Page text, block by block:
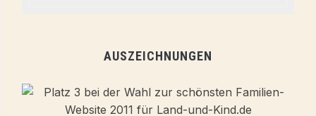
AUSZEICHNUNGEN